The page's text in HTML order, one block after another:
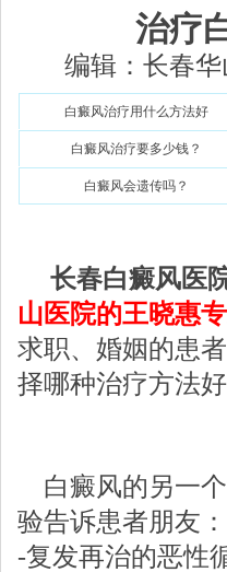
治疗
编辑：长春
白癜风治疗用什么方法好
白癜风治疗要多少钱？
白癜风会遗传吗？
长春白癜风医
山医院的王晓惠
求职、婚姻的患
择哪种治疗方法
白癜风的另一
验告诉患者朋友
-复发再治的恶性